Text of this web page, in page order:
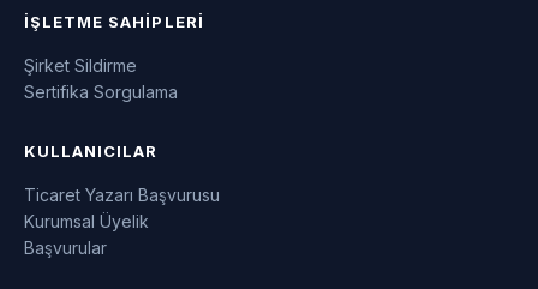
İŞLETME SAHIPLERI
Şirket Sildirme
Sertifika Sorgulama
KULLANICILAR
Ticaret Yazarı Başvurusu
Kurumsal Üyelik
Başvurular